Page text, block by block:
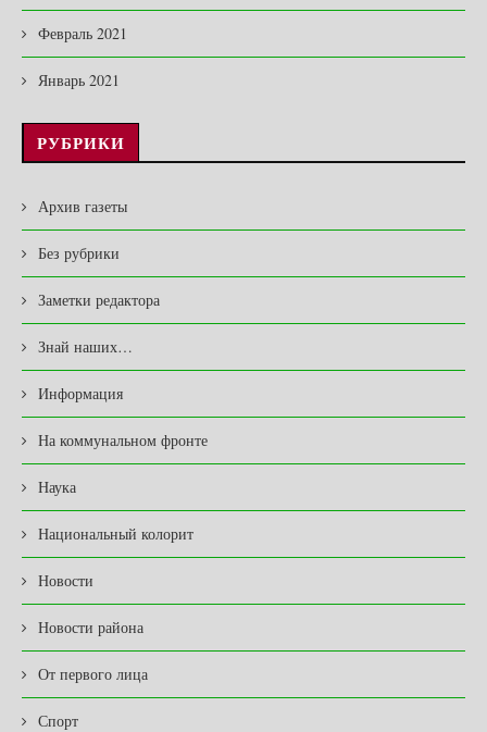
Февраль 2021
Январь 2021
РУБРИКИ
Архив газеты
Без рубрики
Заметки редактора
Знай наших…
Информация
На коммунальном фронте
Наука
Национальный колорит
Новости
Новости района
От первого лица
Спорт